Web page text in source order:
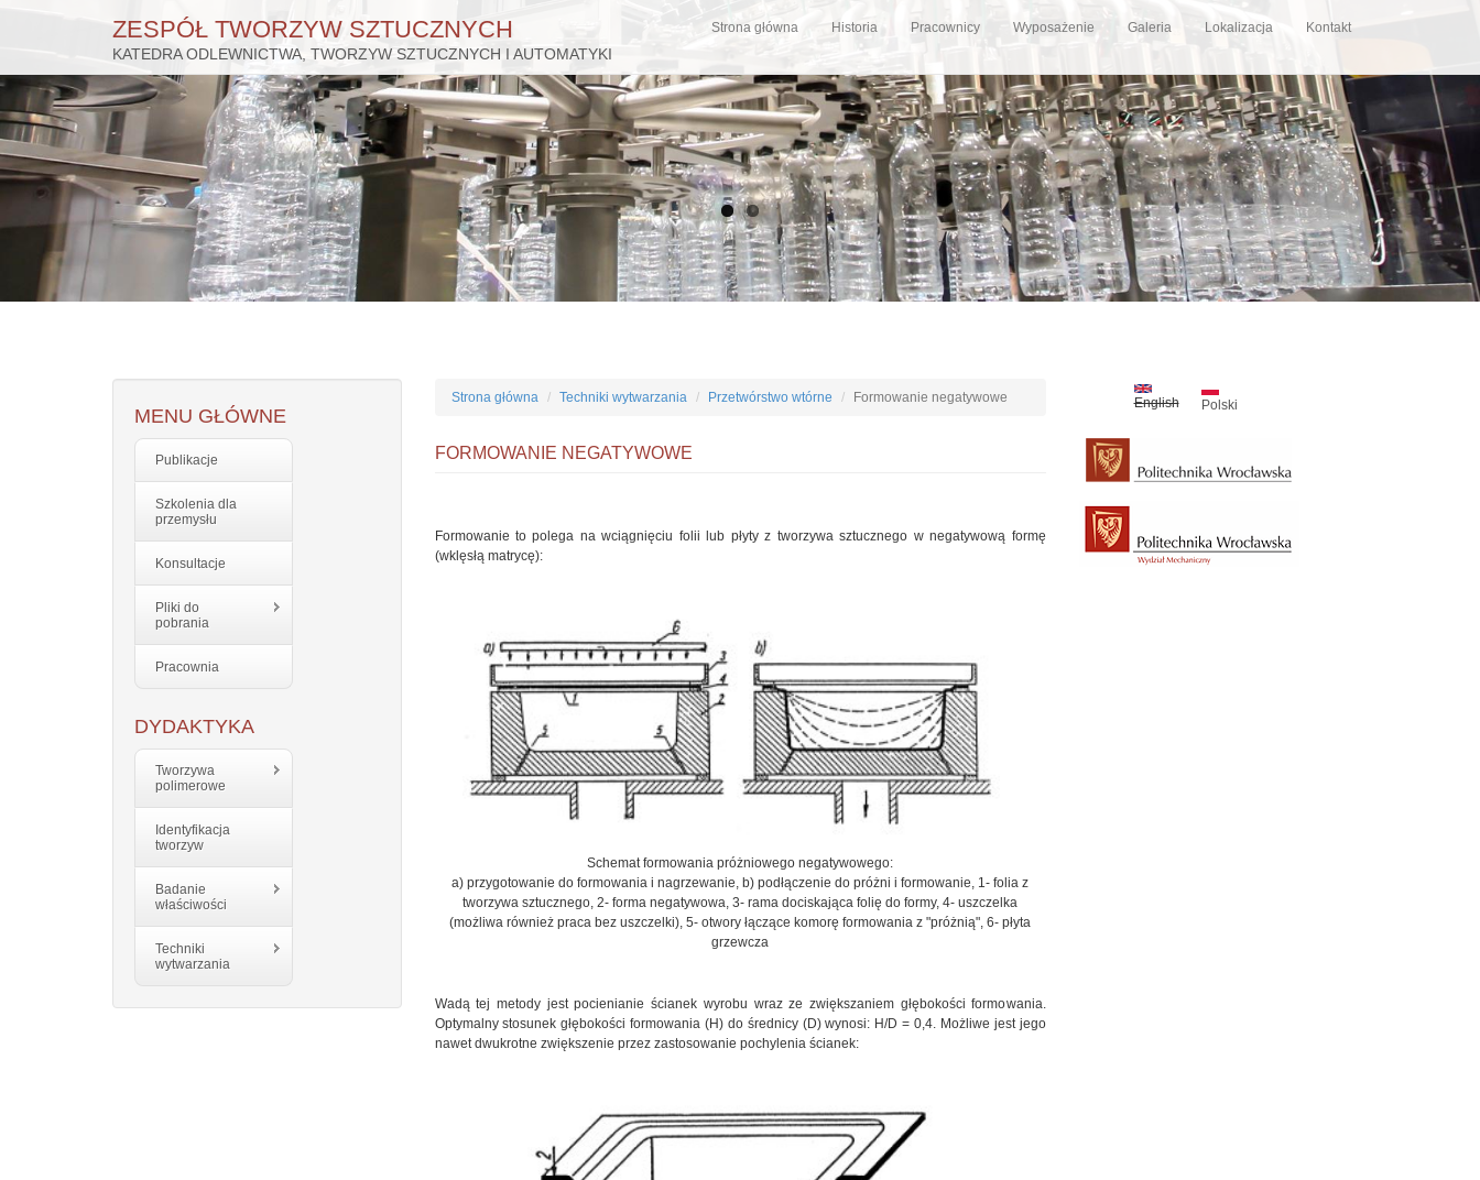
Przejdź
treści
ZESPÓŁ TWORZYW SZTUCZNYCH
KATEDRA ODLEWNICTWA, TWORZYW SZTUCZNYCH I AUTOMATYKI
Strona główna Historia Pracownicy Wyposażenie Galeria Lokalizacja Kontakt
MENU GŁÓWNE
Publikacje
Szkolenia dla
przemysłu
Konsultacje
Pliki do
pobrania
Pracownia
DYDAKTYKA
Tworzywa
polimerowe
Identyfikacja
tworzyw
Badanie
właściwości
Techniki
wytwarzania
Strona główna Techniki wytwarzania Przetwórstwo wtórne Formowanie negatywowe
FORMOWANIE NEGATYWOWE
Formowanie to polega na wciągnięciu folii lub płyty z tworzywa sztucznego w negatywową formę
(wklęsłą matrycę):
Schemat formowania próżniowego negatywowego:
a) przygotowanie do formowania i nagrzewanie, b) podłączenie do próżni i formowanie, 1- folia z
tworzywa sztucznego, 2- forma negatywowa, 3- rama dociskająca folię do formy, 4- uszczelka
(możliwa również praca bez uszczelki), 5- otwory łączące komorę formowania z "próżnią", 6- płyta
grzewcza
Wadą tej metody jest pocienianie ścianek wyrobu wraz ze zwiększaniem głębokości formowania.
Optymalny stosunek głębokości formowania (H) do średnicy (D) wynosi: H/D = 0,4. Możliwe jest jego
nawet dwukrotne zwiększenie przez zastosowanie pochylenia ścianek:
English Polski